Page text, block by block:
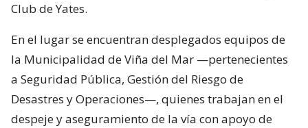
Club de Yates.
En el lugar se encuentran desplegados equipos de
la Municipalidad de Viña del Mar —pertenecientes
a Seguridad Pública, Gestión del Riesgo de
Desastres y Operaciones—, quienes trabajan en el
despeje y aseguramiento de la vía con apoyo de